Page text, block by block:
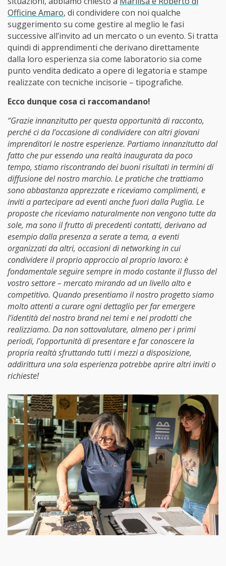
Officine Amaro, di condividere con noi qualche
suggerimento su come gestire al meglio le fasi
successive all’invito ad un mercato o un evento. Si tratta
quindi di apprendimenti che derivano direttamente
dalla loro esperienza sia come laboratorio sia come
punto vendita dedicato a opere di legatoria e stampe
realizzate con tecniche incisorie – tipografiche.
Ecco dunque cosa ci raccomandano!
“Grazie innanzitutto per questa opportunità di racconto,
perché ci da l’occasione di condividere con altri giovani
imprenditori le nostre esperienze. Partiamo innanzitutto dal
fatto che pur essendo una realtà inaugurata da poco
tempo, stiamo riscontrando dei buoni risultati in termini di
diffusione del nostro marchio. Le pratiche che trattiamo
sono abbastanza apprezzate e riceviamo complimenti, e
inviti a partecipare ad eventi anche fuori dalla Puglia. Le
proposte che riceviamo naturalmente non vengono tutte da
sole, ma sono il frutto di precedenti contatti, derivano ad
esempio dalla presenza a serate a tema, a eventi
organizzati da altri, occasioni di networking in cui
condividere il proprio approccio al proprio lavoro: è
fondamentale seguire sempre in modo costante il flusso del
vostro settore – mercato mirando ad un livello alto e
competitivo. Quando presentiamo il nostro progetto siamo
molto attenti a curare ogni dettaglio per far emergere
l’identità del nostro brand nei temi e nei prodotti che
realizziamo. Da non sottovalutare, almeno per i primi
periodi, l’opportunità di presentare e far conoscere la
propria realtà sfruttando tutti i mezzi a disposizione,
addirittura una sola esperienza potrebbe aprire altri inviti o
richieste!